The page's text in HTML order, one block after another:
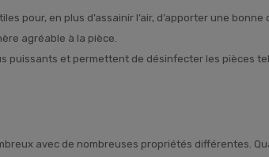
pour, en plus d’assainir l’air, d’apporter une
agréable à la pièce.
puissants et permettent de désinfecter les pièces
avec de nombreuses propriétés différentes.